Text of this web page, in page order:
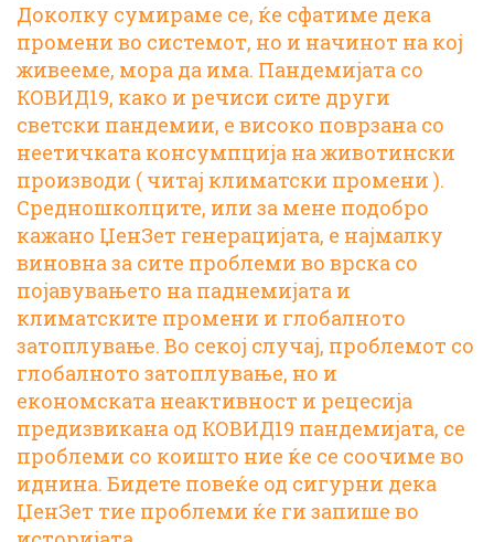
Доколку сумираме се, ќе сфатиме дека
промени во системот, но и начинот на кој
живееме, мора да има. Пандемијата со
КОВИД19, како и речиси сите други
светски пандемии, е високо поврзана со
неетичката консумпција на животински
производи ( читај климатски промени ).
Средношколците, или за мене подобро
кажано ЏенЗет генерацијата, е најмалку
виновна за сите проблеми во врска со
појавувањето на паднемијата и
климатските промени и глобалното
затоплување. Во секој случај, проблемот со
глобалното затоплување, но и
економската неактивност и рецесија
предизвикана од КОВИД19 пандемијата, се
проблеми со коишто ние ќе се соочиме во
иднина. Бидете повеќе од сигурни дека
ЏенЗет тие проблеми ќе ги запише во